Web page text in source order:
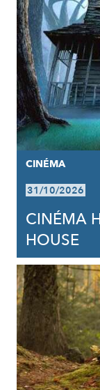
CINÉMA
31/10/2026
CINÉMA
HOUSE